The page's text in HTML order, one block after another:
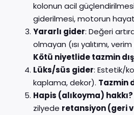
kolonun acil
giderilmesi, motorun hayati
Yararlı gider: Değeri
olmayan (ısı yalıtımı,
Kötü niyetlide tazmin
Lüks/süs gider: Estetik/
kaplama, dekor). Tazmin
Hapis (alıkoyma) hakkı?
zilyede retansiyon (geri